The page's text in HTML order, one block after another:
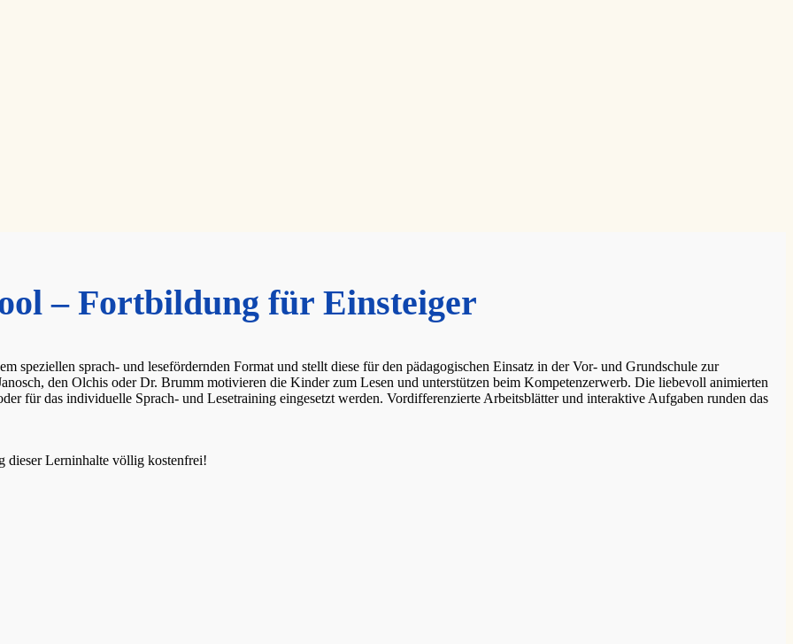
– Fortbildung für Einsteiger
speziellen sprach- und lesefördernden Format und stellt diese für den pädagogischen Einsatz in der Vor- und Grundschule zur
den Olchis oder Dr. Brumm motivieren die Kinder zum Lesen und unterstützen beim Kompetenzerwerb. Die liebevoll animierten
für das individuelle Sprach- und Lesetraining eingesetzt werden. Vordifferenzierte Arbeitsblätter und interaktive Aufgaben runden das
dieser Lerninhalte völlig kostenfrei!